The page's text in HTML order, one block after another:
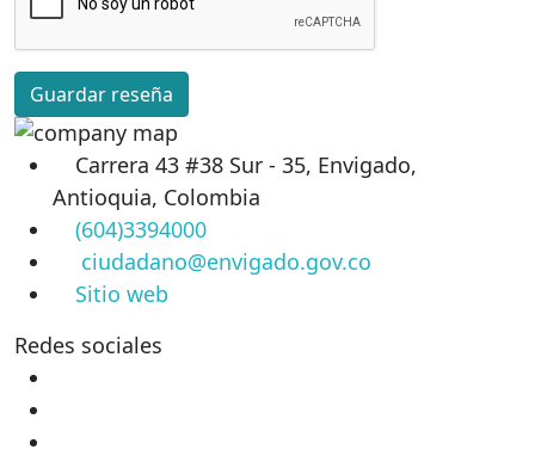
Guardar reseña
Carrera 43 #38 Sur - 35, Envigado,
Antioquia, Colombia
(604)3394000
ciudadano@envigado.gov.co
Sitio web
Redes sociales